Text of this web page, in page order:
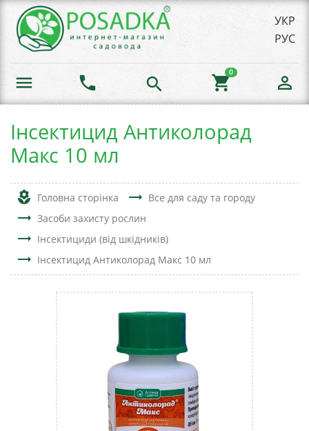
УКР
РУС
menu phone search shopping_cart
0
person_outline
Інсектицид Антиколорад
Макс 10 мл
local_florist Головна сторінка trending_flat Все для саду та городу
trending_flat Засоби захисту рослин
trending_flat Інсектициди (від шкідників)
trending_flat Інсектицид Антиколорад Макс 10 мл